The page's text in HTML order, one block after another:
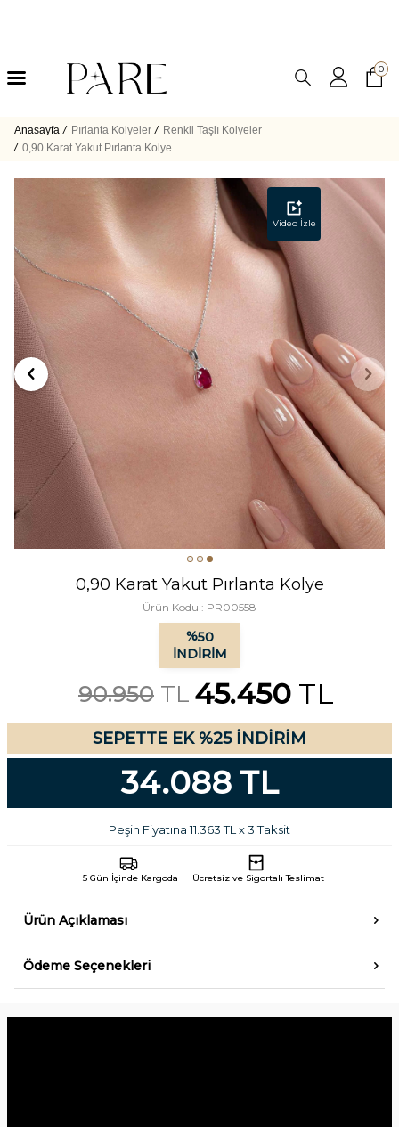
0
Anasayfa / Pırlanta Kolyeler / Renkli Taşlı Kolyeler
/ 0,90 Karat Yakut Pırlanta Kolye
Video İzle
0,90 Karat Yakut Pırlanta Kolye
Ürün Kodu : PR00558
%50
İNDIRIM
90.950 TL 45.450 TL
SEPETTE EK %25 İNDİRİM
34.088 TL
Peşin Fiyatına 11.363 TL x 3 Taksit
5 Gün İçinde Kargoda Ücretsiz ve Sigortalı Teslimat
Ürün Açıklaması
Ödeme Seçenekleri